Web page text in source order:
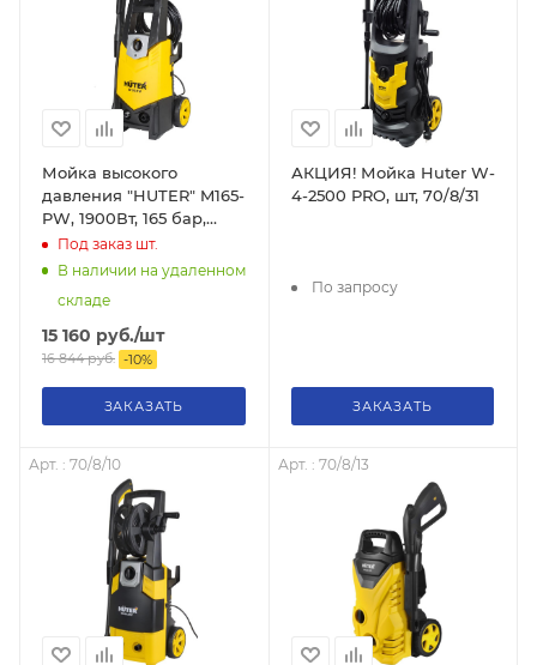
Мойка высокого
давления "HUTER" M165-
PW, 1900Вт, 165 бар,
(ФОРСУНКИ)
возможность забора
Под заказ шт.
В наличии на удаленном
складе
15 160 руб./шт
16 844руб. -10%
ЗАКАЗАТЬ
АКЦИЯ! Мойка Huter W-
4-2500 PRO, шт, 70/8/31
По запросу
ЗАКАЗАТЬ
Арт. : 70/8/10 Арт. : 70/8/13